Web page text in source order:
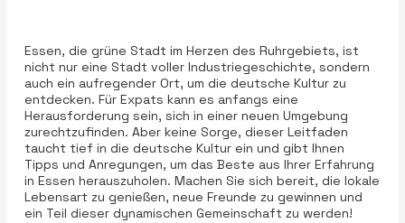
Essen, die grüne Stadt im Herzen des Ruhrgebiets, ist
nicht nur eine Stadt voller Industriegeschichte, sondern
auch ein aufregender Ort, um die deutsche Kultur zu
entdecken. Für Expats kann es anfangs eine
Herausforderung sein, sich in einer neuen Umgebung
zurechtzufinden. Aber keine Sorge, dieser Leitfaden
taucht tief in die deutsche Kultur ein und gibt Ihnen
Tipps und Anregungen, um das Beste aus Ihrer Erfahrung
in Essen herauszuholen. Machen Sie sich bereit, die lokale
Lebensart zu genießen, neue Freunde zu gewinnen und
ein Teil dieser dynamischen Gemeinschaft zu werden!